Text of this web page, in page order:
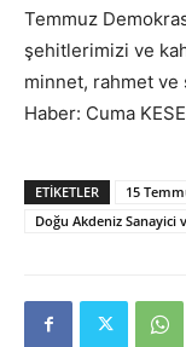
Temmuz
şehitlerimizi ve
minnet, rahmet ve
Haber: Cuma
ETIKETLER
15
Doğu Akdeniz Sanayici